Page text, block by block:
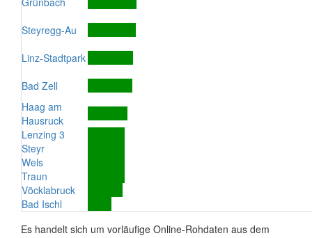
Steyregg-Au
Linz-Stadtpark
Bad Zell
Haag am
Hausruck
Lenzing 3
Steyr
Wels
Traun
Vöcklabruck
Bad Ischl
Es handelt sich um vorläufige Online-Rohdaten aus dem